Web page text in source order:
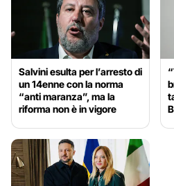
Salvini esulta per l’arresto di
un 14enne con la norma
“anti maranza”, ma la
riforma non è in vigore